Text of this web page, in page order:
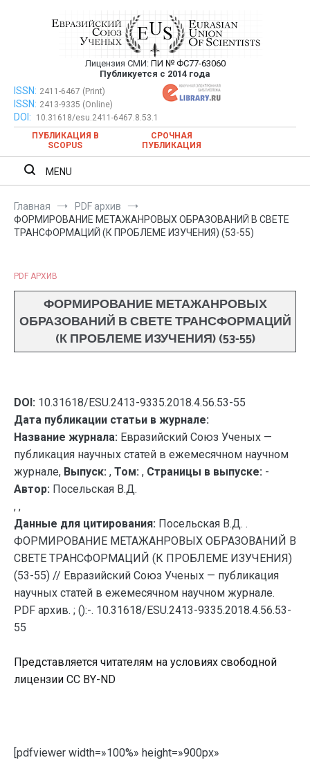
Евразийский Союз Ученых —
публикация научных статей в
ежемесячном научном журнале
Лицензия СМИ: ПИ № ФС77-63060
Публикуется с 2014 года
Евразийский Союз Ученых — публикация научных статей в
ежемесячном научном журнале
ISSN: 2411-6467 (Print)
ISSN: 2413-9335 (Online)
DOI:
10.31618/esu.2411-6467.8.53.1
ПУБЛИКАЦИЯ В
SCOPUS
СРОЧНАЯ
ПУБЛИКАЦИЯ
MENU
Главная
PDF архив
ФОРМИРОВАНИЕ МЕТАЖАНРОВЫХ ОБРАЗОВАНИЙ В СВЕТЕ
ТРАНСФОРМАЦИЙ (К ПРОБЛЕМЕ ИЗУЧЕНИЯ) (53-55)
PDF АРХИВ
ФОРМИРОВАНИЕ МЕТАЖАНРОВЫХ
ОБРАЗОВАНИЙ В СВЕТЕ ТРАНСФОРМАЦИЙ
(К ПРОБЛЕМЕ ИЗУЧЕНИЯ) (53-55)
DOI: 10.31618/ESU.2413-9335.2018.4.56.53-55
Дата публикации статьи в журнале:
Название журнала: Евразийский Союз Ученых —
публикация научных статей в ежемесячном научном
журнале, Выпуск: , Том: , Страницы в выпуске: -
Автор: Посельская В.Д.
, ,
Данные для цитирования: Посельская В.Д. .
ФОРМИРОВАНИЕ МЕТАЖАНРОВЫХ ОБРАЗОВАНИЙ В
СВЕТЕ ТРАНСФОРМАЦИЙ (К ПРОБЛЕМЕ ИЗУЧЕНИЯ)
(53-55) // Евразийский Союз Ученых — публикация
научных статей в ежемесячном научном журнале.
PDF архив. ; ():-. 10.31618/ESU.2413-9335.2018.4.56.53-
55
Представляется читателям на условиях свободной
лицензии CC BY-ND
[pdfviewer width=»100%» height=»900px»